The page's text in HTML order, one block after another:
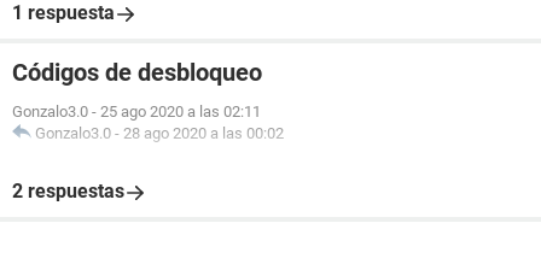
1 respuesta
Códigos de desbloqueo
Gonzalo3.0 - 25 ago 2020 a las 02:11
Gonzalo3.0 - 28 ago 2020 a las 00:02
2 respuestas